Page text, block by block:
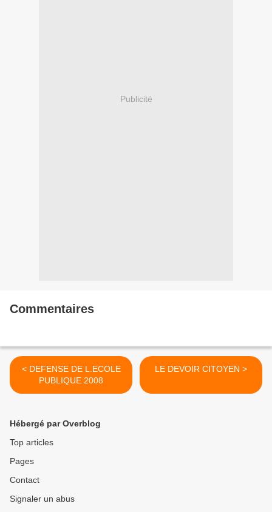
Publicité
Commentaires
< DEFENSE DE L.ECOLE
PUBLIQUE 2008
LE DEVOIR CITOYEN >
Hébergé par Overblog
Top articles
Pages
Contact
Signaler un abus